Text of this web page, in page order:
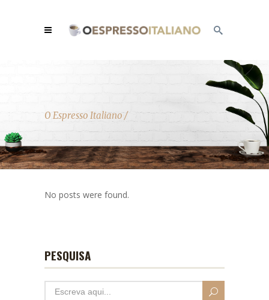
O Espresso Italiano/
No posts were found.
PESQUISA